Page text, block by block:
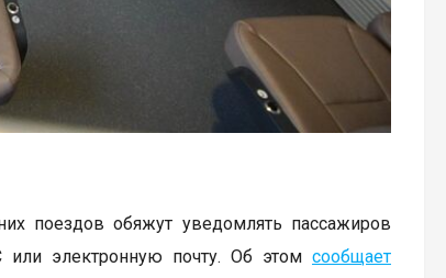
поездов обяжут уведомлять пассажиров
электронную почту. Об этом сообщает